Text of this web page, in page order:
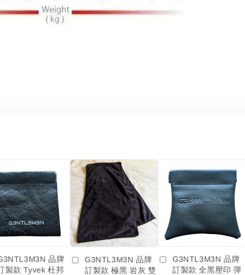
品牌
製款 Tyvek 杜邦
G3NTL3M3N 品牌
訂製款 極黑 岩灰 雙
G3NTL3M3N 品牌
訂製款 全黑壓印 彈